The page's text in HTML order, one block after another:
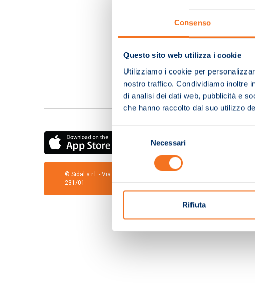
Consenso
Questo sito web utilizza i cookie
Utilizziamo i cookie per
nostro traffico. Condividiamo inoltre
di analisi dei dati web, pubblicità e
che hanno raccolto dal suo utilizzo
Selezione
consenso
Necessari
Rifiuta
© Sidal s.r.l. - Via S.Agostino,50, 51100 Pistoia - Cod.Fisc. e
231/01